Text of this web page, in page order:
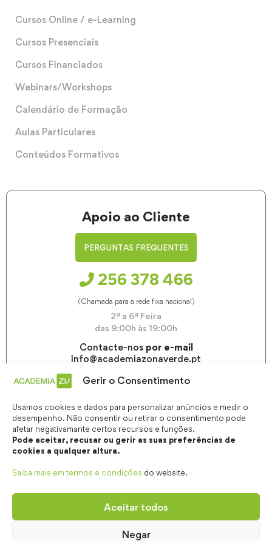
Gerir o Consentimento
Usamos cookies e dados para personalizar anúncios e medir o
desempenho. Não consentir ou retirar o consentimento pode
afetar negativamante certos recursos e funções.
Pode aceitar, recusar ou gerir as suas preferências de
cookies a qualquer altura.
Saiba mais em termos e condições do website.
Aceitar todos
Negar
Cursos Online / e-Learning
Cursos Presenciais
Cursos Financiados
Webinars/Workshops
Calendário de Formação
Aulas Particulares
Conteúdos Formativos
Apoio ao Cliente
PERGUNTAS FREQUENTES
256 378 466
(Chamada para a rede fixa nacional)
2ª a 6ª Feira
das 9:00h às 19:00h
Contacte-nos por e-mail
info@academiazonaverde.pt